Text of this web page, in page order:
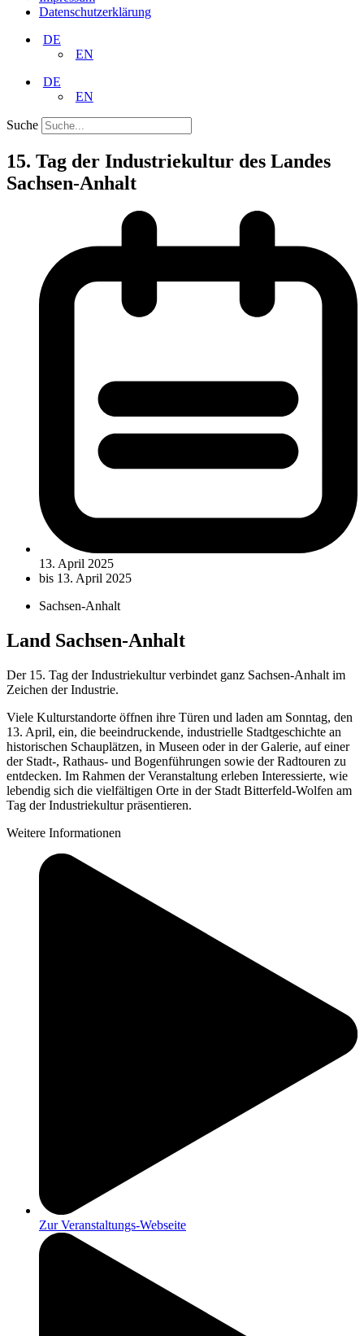
Datenschutzerklärung
DE
EN
DE
EN
Suche
15. Tag der Industriekultur des Landes
Sachsen-Anhalt
13. April 2025
bis 13. April 2025
Sachsen-Anhalt
Land Sachsen-Anhalt
Der 15. Tag der Industriekultur verbindet ganz Sachsen-Anhalt im
Zeichen der Industrie.
Viele Kulturstandorte öffnen ihre Türen und laden am Sonntag, den
13. April, ein, die beeindruckende, industrielle Stadtgeschichte an
historischen Schauplätzen, in Museen oder in der Galerie, auf einer
der Stadt-, Rathaus- und Bogenführungen sowie der Radtouren zu
entdecken. Im Rahmen der Veranstaltung erleben Interessierte, wie
lebendig sich die vielfältigen Orte in der Stadt Bitterfeld-Wolfen am
Tag der Industriekultur präsentieren.
Weitere Informationen
Zur Veranstaltungs-Webseite